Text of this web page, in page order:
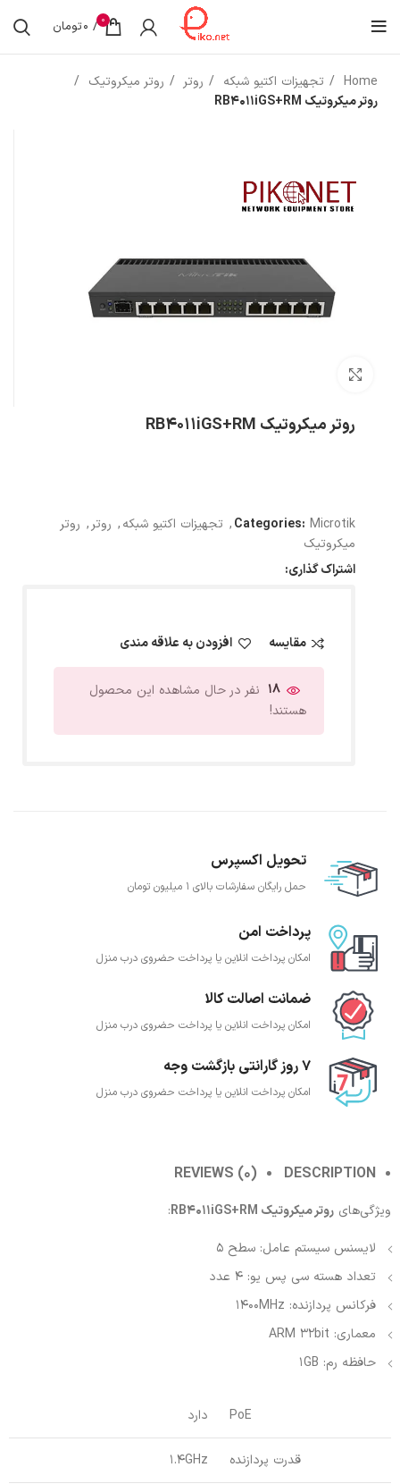
0
/
0تومان
Home تجهیزات اکتیو شبکه روتر
روتر میکروتیک
روتر میکروتیک RB4011iGS+RM
روتر میکروتیک RB4011iGS+RM
Categories: Microtik
, تجهیزات اکتیو شبکه, روتر , روتر
میکروتیک
اشتراک گذاری:
مقایسه افزودن به علاقه مندی
18 نفر در حال مشاهده این محصول
هستند!
تحویل اکسپرس
حمل رایگان سفارشات بالای 1 میلیون تومان
پرداخت امن
امکان پرداخت انلاین یا پرداخت حضروی درب منزل
ضمانت اصالت کالا
امکان پرداخت انلاین یا پرداخت حضروی درب منزل
7 روز گارانتی بازگشت وجه
امکان پرداخت انلاین یا پرداخت حضروی درب منزل
DESCRIPTION
REVIEWS (0)
ویژگی‌های روتر میکروتیک RB4011iGS+RM
:
لایسنس سیستم عامل: سطح 5
تعداد هسته سی پس یو: 4 عدد
فرکانس پردازنده: 1400MHz
معماری: ARM 32bit
حافظه رم: 1GB
PoE دارد
قدرت پردازنده 1.4GHz